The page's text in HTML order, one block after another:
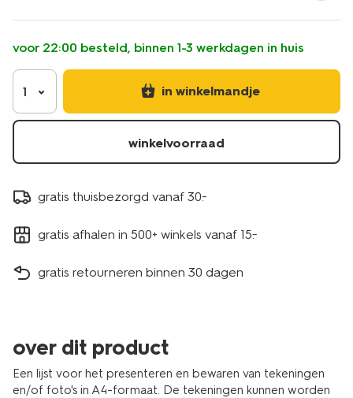
a4-
zwart-
13620067.html
voor 22:00 besteld, binnen 1-3 werkdagen in huis
1 in winkelmandje
winkelvoorraad
gratis thuisbezorgd vanaf 30.-
gratis afhalen in 500+ winkels vanaf 15.-
gratis retourneren binnen 30 dagen
over dit product
Een lijst voor het presenteren en bewaren van tekeningen
en/of foto's in A4-formaat. De tekeningen kunnen worden